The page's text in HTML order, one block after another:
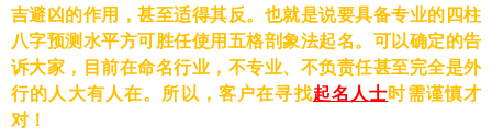
吉避凶的作用，甚至适得其反。也就是说要具备专业的四柱
八字预测水平方可胜任使用五格剖象法起名。可以确定的告
诉大家，目前在命名行业，不专业、不负责任甚至完全是外
行的人大有人在。所以，客户在寻找起名人士 时需谨慎才
对！